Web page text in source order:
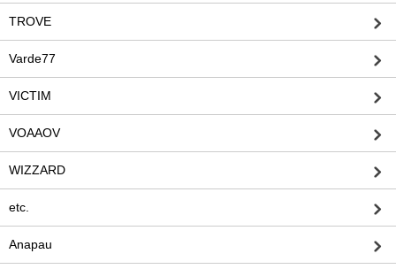
TROVE
Varde77
VICTIM
VOAAOV
WIZZARD
etc.
Anapau